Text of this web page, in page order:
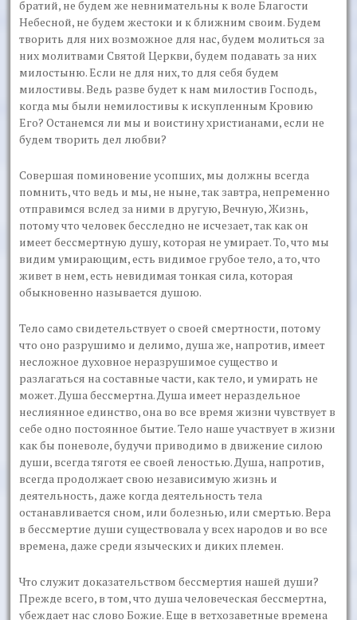
братий, не будем же невнимательны к воле Благости
Небесной, не будем жестоки и к ближним своим. Будем
творить для них возможное для нас, будем молиться за
них молитвами Святой Церкви, будем подавать за них
милостыню. Если не для них, то для себя будем
милостивы. Ведь разве будет к нам милостив Господь,
когда мы были немилостивы к искупленным Кровию
Его? Останемся ли мы и воистину христианами, если не
будем творить дел любви?
Совершая поминовение усопших, мы должны всегда
помнить, что ведь и мы, не ныне, так завтра, непременно
отправимся вслед за ними в другую, Вечную, Жизнь,
потому что человек бесследно не исчезает, так как он
имеет бессмертную душу, которая не умирает. То, что мы
видим умирающим, есть видимое грубое тело, а то, что
живет в нем, есть невидимая тонкая сила, которая
обыкновенно называется душою.
Тело само свидетельствует о своей смертности, потому
что оно разрушимо и делимо, душа же, напротив, имеет
несложное духовное неразрушимое существо и
разлагаться на составные части, как тело, и умирать не
может. Душа бессмертна. Душа имеет нераздельное
неслиянное единство, она во все время жизни чувствует в
себе одно постоянное бытие. Тело наше участвует в жизни
как бы поневоле, будучи приводимо в движение силою
души, всегда тяготя ее своей леностью. Душа, напротив,
всегда продолжает свою независимую жизнь и
деятельность, даже когда деятельность тела
останавливается сном, или болезнью, или смертью. Вера
в бессмертие души существовала у всех народов и во все
времена, даже среди языческих и диких племен.
Что служит доказательством бессмертия нашей души?
Прежде всего, в том, что душа человеческая бессмертна,
убеждает нас слово Божие. Еще в ветхозаветные времена